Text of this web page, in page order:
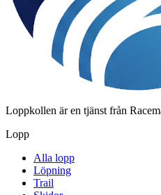
Loppkollen är en tjänst från
Lopp
Alla lopp
Löpning
Trail